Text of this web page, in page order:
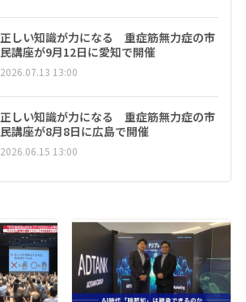
正しい知識が力になる 重症筋無力症の市
民講座が9月12日に愛知で開催
2026.07.13 13:00
正しい知識が力になる 重症筋無力症の市
民講座が8月8日に広島で開催
2026.06.15 13:00